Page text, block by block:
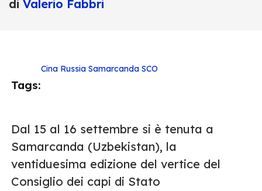
di Valerio Fabbri
Tags:
Cina Russia Samarcanda SCO
Dal 15 al 16 settembre si è tenuta a
Samarcanda (Uzbekistan), la
ventiduesima edizione del vertice del
Consiglio dei capi di Stato